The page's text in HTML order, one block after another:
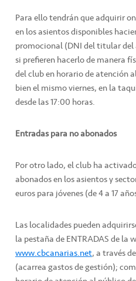
Para ello tendrán que adquirir
en los asientos disponibles
promocional (DNI del titular del
si prefieren hacerlo de manera
del club en horario de atención
bien el mismo viernes, en la
desde las 17:00 horas.
Entradas para no abonados
Por otro lado, el club ha
abonados en los asientos y
euros para jóvenes (de 4 a 17
Las localidades pueden
la pestaña de ENTRADAS de la
www.cbcanarias.net, a través
(acarrea gastos de gestión);